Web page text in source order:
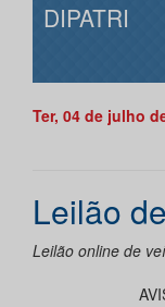
DIPATRI
Ter, 04 de julho
Leilão
Leilão online de